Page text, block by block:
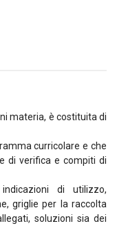
materia, è costituita di
curricolare e che
di verifica e compiti di
di utilizzo,
griglie per la raccolta
soluzioni sia dei